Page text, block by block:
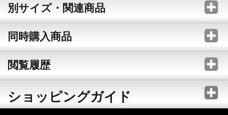
別サイズ・関連商品
同時購入商品
閲覧履歴
ショッピングガイド